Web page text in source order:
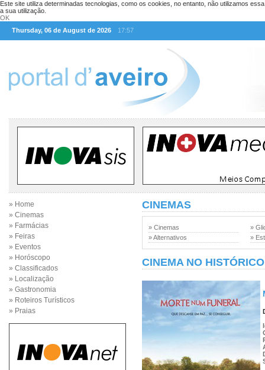
Este site utiliza determinadas tecnologias, como os cookies, no entanto, não utilizamos
a sua utilização.
OK
Thursday, 06 de August de 2026
17:57
» Home
» Cinemas
» Farmácias
» Feiras
» Eventos
» Horóscopo
» Classificados
» Localização
» Gastronomia
» Roteiros Turísticos
» Praias
CINEMAS
» Cinemas
» Alternativos
»
»
CINEMA NO HISTÓRICO